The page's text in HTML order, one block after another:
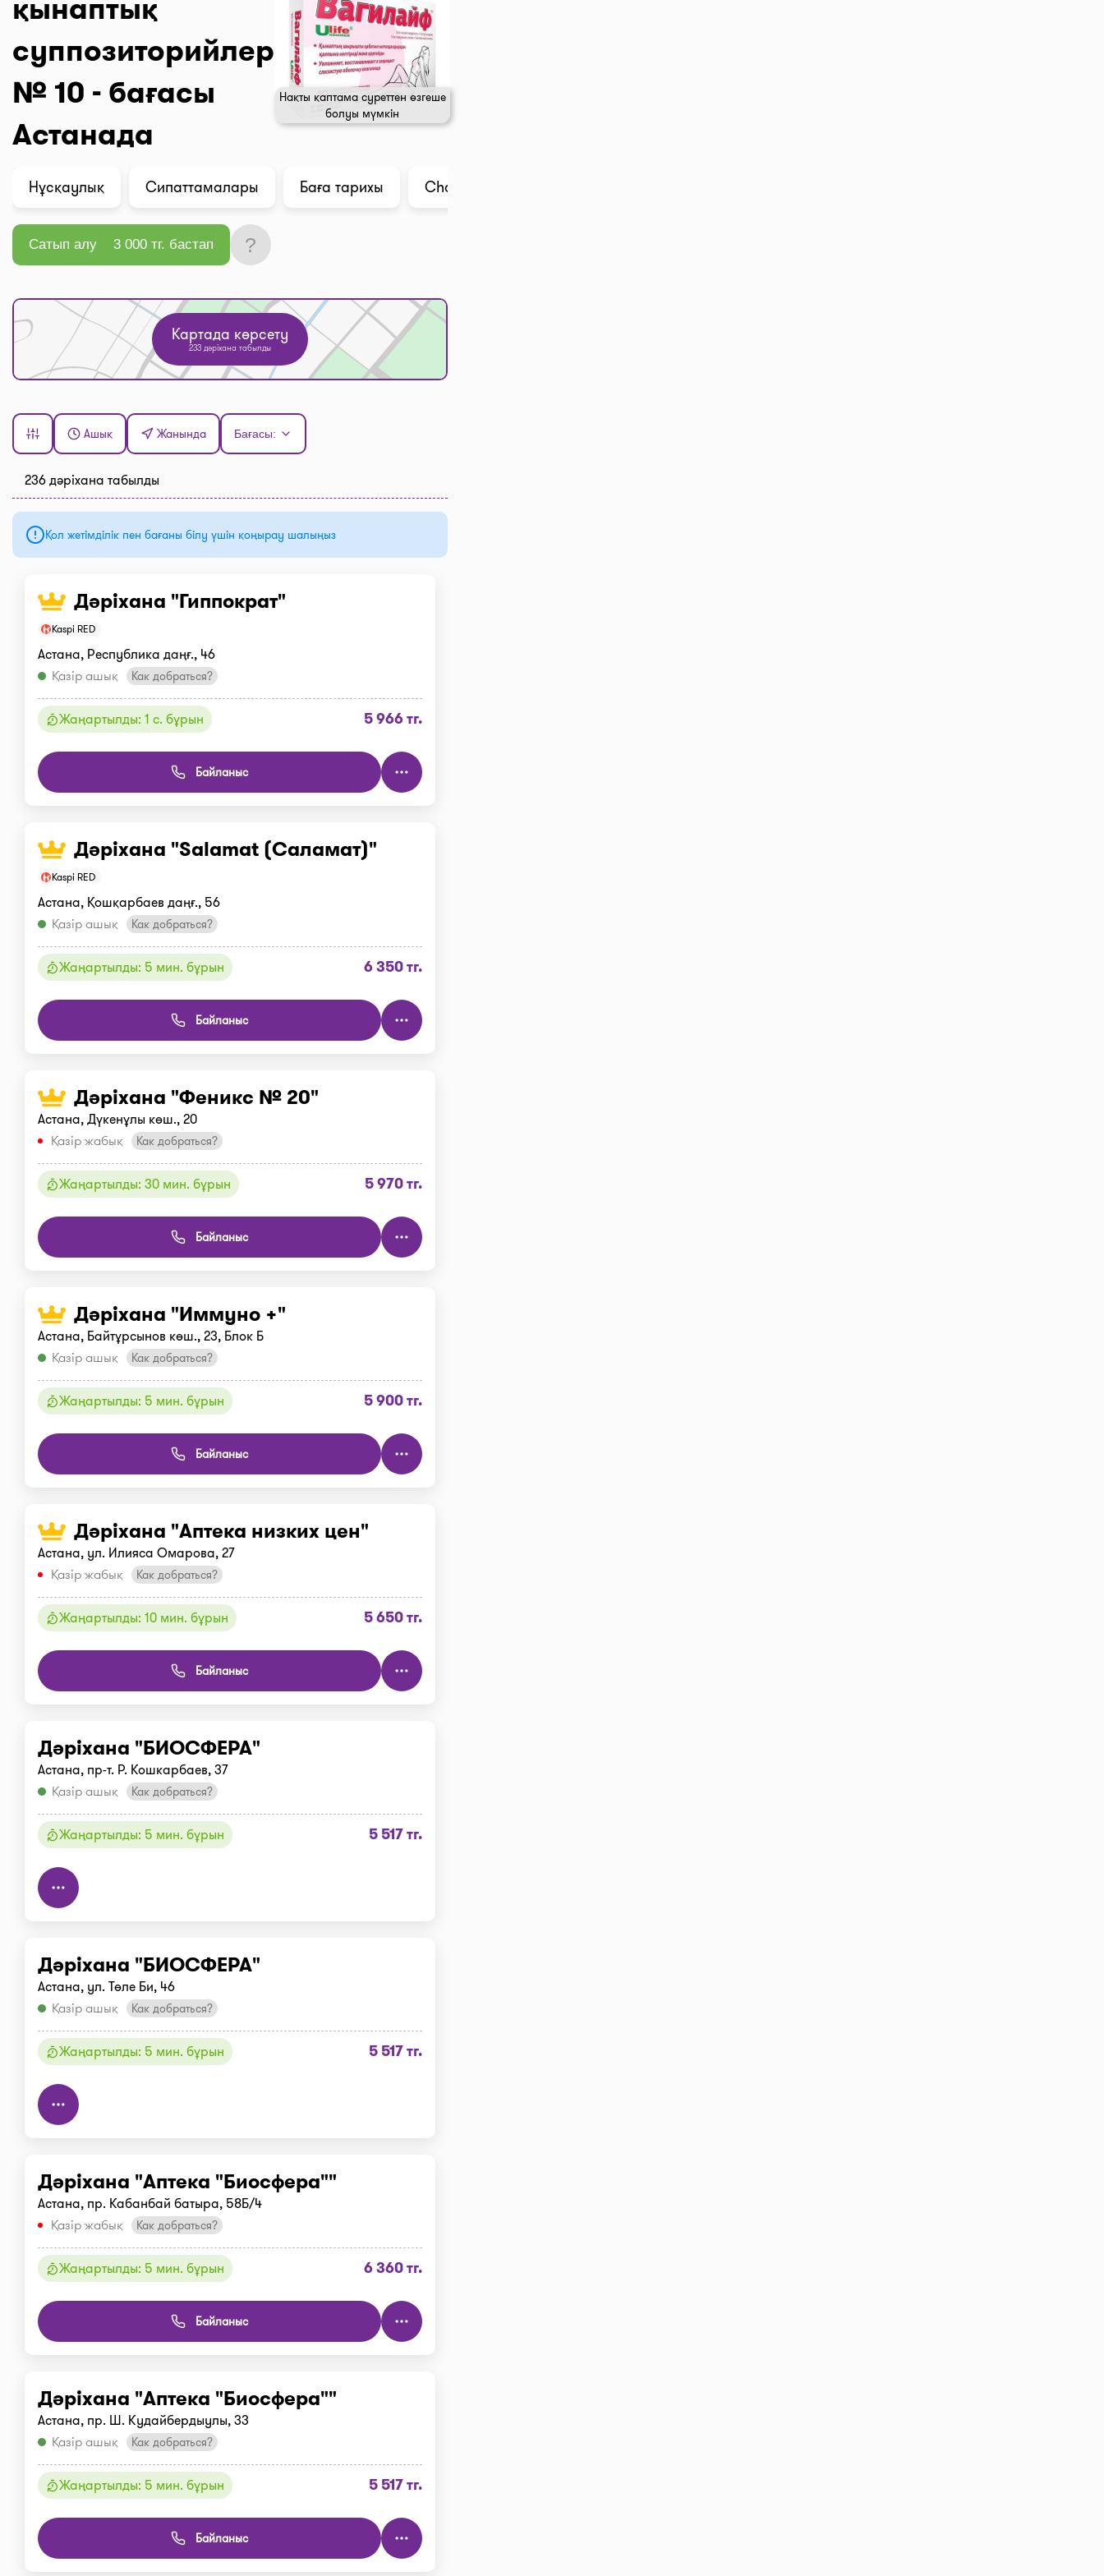
қынаптық
суппозиторийлер
№ 10 - бағасы
Астанада
Нақты қаптама суреттен өзгеше
болуы мүмкін
Нұсқаулық Сипаттамалары Баға тарихы ChatGPT ішіндегі талдау
Сатып алу 3 000 тг. бастап ?
Картада көрсету
233 дәріхана табылды
Ашық Жанында Бағасы:
236 дәріхана табылды
Қол жетімділік пен бағаны білу үшін қоңырау шалыңыз
Дәріхана "Гиппократ"
Kaspi RED
Астана, Республика даңғ., 46
Қазір ашық
Как добраться?
Жаңартылды: 1 с. бұрын 5 966 тг.
Байланыс
Дәріхана "Salamat (Саламат)"
Kaspi RED
Астана, Қошқарбаев даңғ., 56
Қазір ашық
Как добраться?
Жаңартылды: 5 мин. бұрын 6 350 тг.
Байланыс
Дәріхана "Феникс № 20"
Астана, Дүкенұлы көш., 20
Қазір жабық
Как добраться?
Жаңартылды: 30 мин. бұрын 5 970 тг.
Байланыс
Дәріхана "Иммуно +"
Астана, Байтұрсынов көш., 23, Блок Б
Қазір ашық
Как добраться?
Жаңартылды: 5 мин. бұрын 5 900 тг.
Байланыс
Дәріхана "Аптека низких цен"
Астана, ул. Илияса Омарова, 27
Қазір жабық
Как добраться?
Жаңартылды: 10 мин. бұрын 5 650 тг.
Байланыс
Дәріхана "БИОСФЕРА"
Астана, пр-т. Р. Кошкарбаев, 37
Қазір ашық
Как добраться?
Жаңартылды: 5 мин. бұрын 5 517 тг.
Дәріхана "БИОСФЕРА"
Астана, ул. Төле Би, 46
Қазір ашық
Как добраться?
Жаңартылды: 5 мин. бұрын 5 517 тг.
Дәріхана "Аптека "Биосфера""
Астана, пр. Кабанбай батыра, 58Б/4
Қазір жабық
Как добраться?
Жаңартылды: 5 мин. бұрын 6 360 тг.
Байланыс
Дәріхана "Аптека "Биосфера""
Астана, пр. Ш. Кудайбердыулы, 33
Қазір ашық
Как добраться?
Жаңартылды: 5 мин. бұрын 5 517 тг.
Байланыс